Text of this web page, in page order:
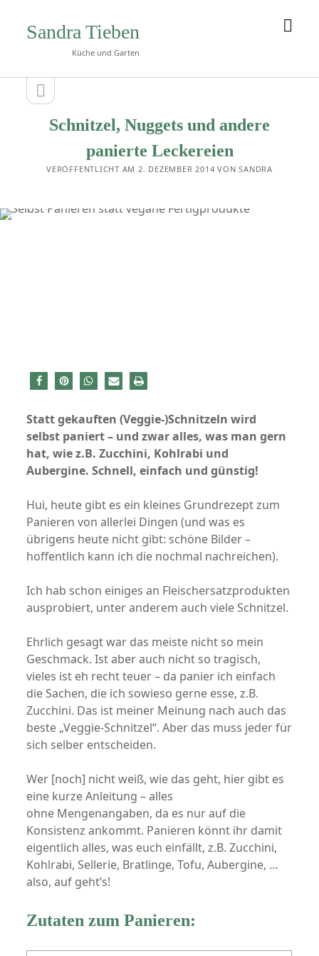
Sandra Tieben
Küche und Garten
Seitenleiste
Seitenleiste
öffnen
Schnitzel, Nuggets und andere
panierte Leckereien
VERÖFFENTLICHT AM 2. DEZEMBER 2014 VON SANDRA
Statt gekauften (Veggie-)Schnitzeln wird
selbst paniert – und zwar alles, was man gern
hat, wie z.B. Zucchini, Kohlrabi und
Aubergine. Schnell, einfach und günstig!
Hui, heute gibt es ein kleines Grundrezept zum
Panieren von allerlei Dingen (und was es
übrigens heute nicht gibt: schöne Bilder –
hoffentlich kann ich die nochmal nachreichen).
Ich hab schon einiges an Fleischersatzprodukten
ausprobiert, unter anderem auch viele Schnitzel.
Ehrlich gesagt war das meiste nicht so mein
Geschmack. Ist aber auch nicht so tragisch,
vieles ist eh recht teuer – da panier ich einfach
die Sachen, die ich sowieso gerne esse, z.B.
Zucchini. Das ist meiner Meinung nach auch das
beste „Veggie-Schnitzel“. Aber das muss jeder für
sich selber entscheiden.
Wer [noch] nicht weiß, wie das geht, hier gibt es
eine kurze Anleitung – alles
ohne Mengenangaben, da es nur auf die
Konsistenz ankommt. Panieren könnt ihr damit
eigentlich alles, was euch einfällt, z.B. Zucchini,
Kohlrabi, Sellerie, Bratlinge, Tofu, Aubergine, …
also, auf geht’s!
Zutaten zum Panieren: